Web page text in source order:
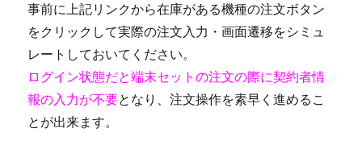
事前に上記リンクから在庫がある機種の注文ボタン
をクリックして実際の注文入力・画面遷移をシミュ
レートしておいてください。
ログイン状態だと端末セットの注文の際に契約者情
報の入力が不要となり、注文操作を素早く進めるこ
とが出来ます。